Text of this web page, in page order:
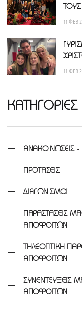
ΤΟΥΣ
11 ΦΕΒ
11 ΦΕΒ
ΑΝΑΚΟΙΝΩΣΕΙΣ -
ΠΡΟΤΑΣΕΙΣ
ΔΙΑΓΩΝΙΣΜΟΙ
ΠΑΡΑΣΤΑΣΕΙΣ
ΑΠΟΦΟΙΤΩΝ
ΤΗΛΕΟΠΤΙΚΗ
ΑΠΟΦΟΙΤΩΝ
ΣΥΝΕΝΤΕΥΞΕΙΣ
ΑΠΟΦΟΙΤΩΝ